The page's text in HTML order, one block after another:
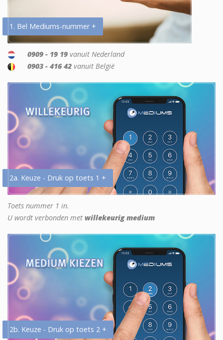
1. Bel Mediums-nummer +
0909 - 19 19 vanuit Nederland
0903 - 416 42 vanuit België
2a. Keuze - Druk op toets 1 +
Toets nummer 1 in.
U wordt verbonden met willekeurig medium
2b. Keuze - Druk op toets 2 +